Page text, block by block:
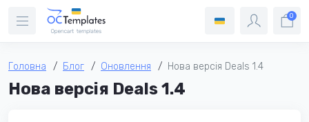
0
Головна Блог Оновлення Нова версія Deals 1.4
Нова версія Deals 1.4